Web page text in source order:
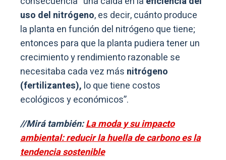
uso del nitrógeno, es decir, cuánto produce
la planta en función del nitrógeno que tiene;
entonces para que la planta pudiera tener un
crecimiento y rendimiento razonable se
necesitaba cada vez más nitrógeno
(fertilizantes), lo que tiene costos
ecológicos y económicos”.
//Mirá también:La moda y su impacto
ambiental: reducir la huella de carbono es la
tendencia sostenible